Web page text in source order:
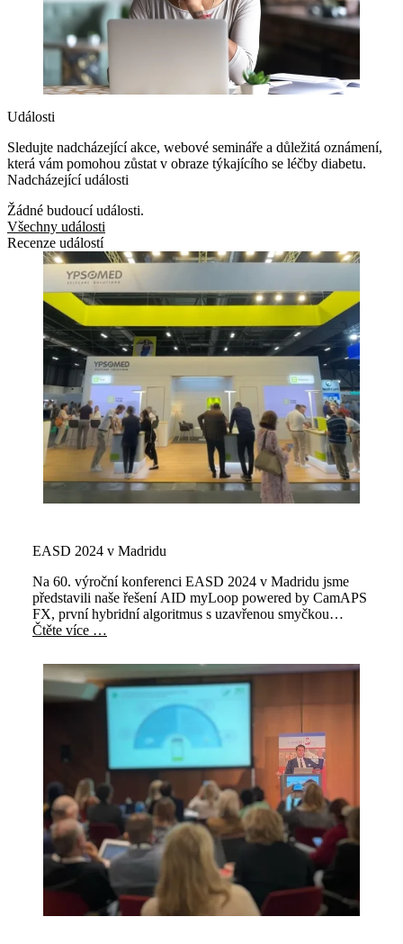
Události
Sledujte nadcházející akce, webové semináře a důležitá oznámení,
která vám pomohou zůstat v obraze týkajícího se léčby diabetu.
Nadcházející události
Žádné budoucí události.
Všechny události
Recenze událostí
EASD 2024 v Madridu
Na 60. výroční konferenci EASD 2024 v Madridu jsme
představili naše řešení AID myLoop powered by CamAPS
FX, první hybridní algoritmus s uzavřenou smyčkou
navržený a licencovaný pro použití při plánování nebo
Čtěte více …